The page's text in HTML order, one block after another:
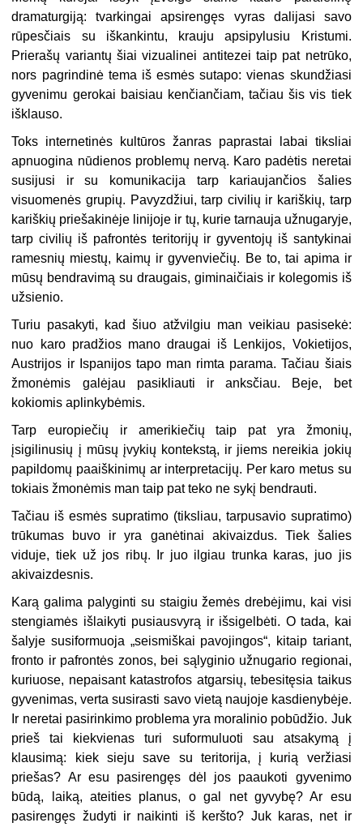
dramaturgiją: tvarkingai apsirengęs vyras dalijasi savo
rūpesčiais su iškankintu, krauju apsipylusiu Kristumi.
Prierašų variantų šiai vizualinei antitezei taip pat netrūko,
nors pagrindinė tema iš esmės sutapo: vienas skundžiasi
gyvenimu gerokai baisiau kenčiančiam, tačiau šis vis tiek
išklauso.
Toks internetinės kultūros žanras paprastai labai tiksliai
apnuogina nūdienos problemų nervą. Karo padėtis neretai
susijusi ir su komunikacija tarp kariaujančios šalies
visuomenės grupių. Pavyzdžiui, tarp civilių ir kariškių, tarp
kariškių priešakinėje linijoje ir tų, kurie tarnauja užnugaryje,
tarp civilių iš pafrontės teritorijų ir gyventojų iš santykinai
ramesnių miestų, kaimų ir gyvenviečių. Be to, tai apima ir
mūsų bendravimą su draugais, giminaičiais ir kolegomis iš
užsienio.
Turiu pasakyti, kad šiuo atžvilgiu man veikiau pasisekė:
nuo karo pradžios mano draugai iš Lenkijos, Vokietijos,
Austrijos ir Ispanijos tapo man rimta parama. Tačiau šiais
žmonėmis galėjau pasikliauti ir anksčiau. Beje, bet
kokiomis aplinkybėmis.
Tarp europiečių ir amerikiečių taip pat yra žmonių,
įsigilinusių į mūsų įvykių kontekstą, ir jiems nereikia jokių
papildomų paaiškinimų ar interpretacijų. Per karo metus su
tokiais žmonėmis man taip pat teko ne sykį bendrauti.
Tačiau iš esmės supratimo (tiksliau, tarpusavio supratimo)
trūkumas buvo ir yra ganėtinai akivaizdus. Tiek šalies
viduje, tiek už jos ribų. Ir juo ilgiau trunka karas, juo jis
akivaizdesnis.
Karą galima palyginti su staigiu žemės drebėjimu, kai visi
stengiamės išlaikyti pusiausvyrą ir išsigelbėti. O tada, kai
šalyje susiformuoja „seismiškai pavojingos“, kitaip tariant,
fronto ir pafrontės zonos, bei sąlyginio užnugario regionai,
kuriuose, nepaisant katastrofos atgarsių, tebesitęsia taikus
gyvenimas, verta susirasti savo vietą naujoje kasdienybėje.
Ir neretai pasirinkimo problema yra moralinio pobūdžio. Juk
prieš tai kiekvienas turi suformuluoti sau atsakymą į
klausimą: kiek sieju save su teritorija, į kurią veržiasi
priešas? Ar esu pasirengęs dėl jos paaukoti gyvenimo
būdą, laiką, ateities planus, o gal net gyvybę? Ar esu
pasirengęs žudyti ir naikinti iš keršto? Juk karas, net ir